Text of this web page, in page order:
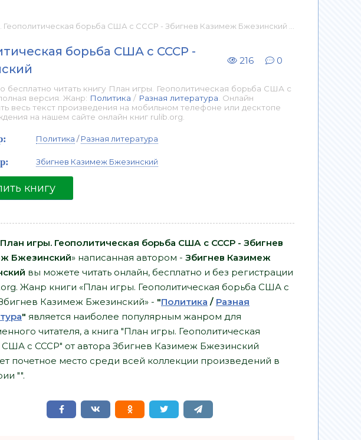
борьба США с СССР - Збигнев Казимеж Бжезинский 📕 - Книга онлайн бесплатно
борьба США с СССР -
216 0
читать книгу План игры. Геополитическая борьба США с
версия. Жанр: Политика / Разная литература . Онлайн
весь текст произведения на мобильном телефоне или десктопе
на нашем сайте онлайн книг rulib.org.
Политика /Разная литература
Збигнев Казимеж Бжезинский
книгу
План игры. Геополитическая борьба США с СССР - Збигнев
Бжезинский» написанная автором - Збигнев Казимеж
вы можете читать онлайн, бесплатно и без регистрации
Жанр книги «План игры. Геополитическая борьба США с
Казимеж Бжезинский» - "Политика / Разная
" является наиболее популярным жанром для
читателя, а книга "План игры. Геополитическая
США с СССР" от автора Збигнев Казимеж Бжезинский
почетное место среди всей коллекции произведений в
"".